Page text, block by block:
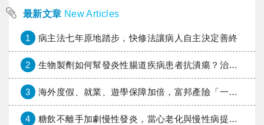
最新文章 New Articles
1 病主法七年原地踏步，快修法讓病人自主決定善終
2 生物製劑如何幫發炎性腸道疾病患者抗潰瘍？治療進展與健保給付困境一次看
3 海外度假、就業、遊學保障加倍，富邦產險「一期逐夢」專案加碼遠距醫療與緊急救援
4 糖飲不離手加劇慢性發炎，當心老化與慢性病提早報到